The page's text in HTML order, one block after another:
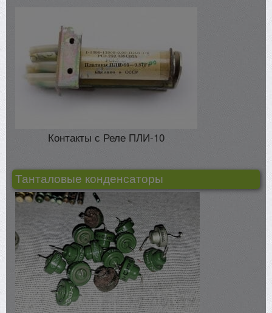
Контакты с Реле ПЛИ-10
Танталовые конденсаторы